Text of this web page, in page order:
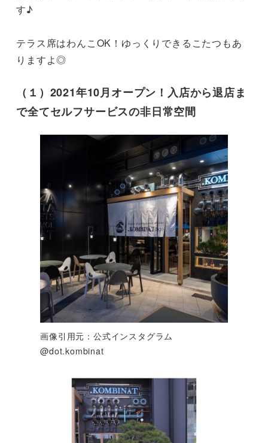
す♪
テラス席はわんこOK！ゆっくりできるこたつもあ
りますよ◎
（１）2021年10月オープン！入店から退店ま
で全てセルフサービスの非日常空間
画像引用元：公式インスタグラム
@dot.kombinat